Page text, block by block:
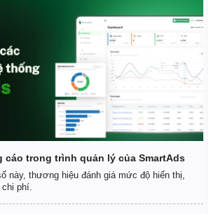
cáo trong trình quản lý của SmartAds
này, thương hiệu đánh giá mức độ hiển thị,
phí.